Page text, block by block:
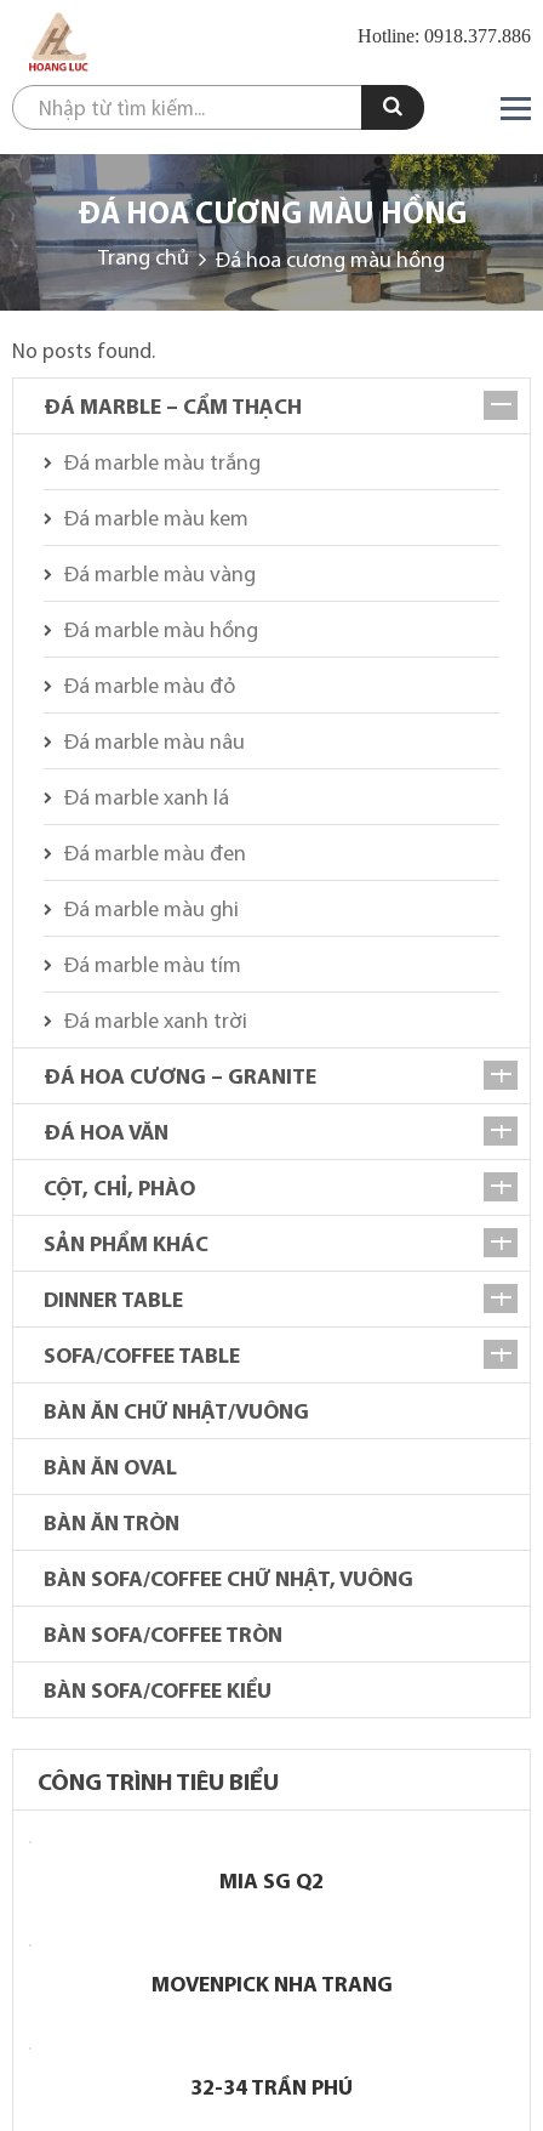
Hotline: 0918.377.886
ĐÁ HOA CƯƠNG MÀU HỒNG
Trang chủ Đá hoa cương màu hồng
No posts found.
ĐÁ MARBLE – CẨM THẠCH
Đá marble màu trắng
Đá marble màu kem
Đá marble màu vàng
Đá marble màu hồng
Đá marble màu đỏ
Đá marble màu nâu
Đá marble xanh lá
Đá marble màu đen
Đá marble màu ghi
Đá marble màu tím
Đá marble xanh trời
ĐÁ HOA CƯƠNG – GRANITE
ĐÁ HOA VĂN
CỘT, CHỈ, PHÀO
SẢN PHẨM KHÁC
DINNER TABLE
SOFA/COFFEE TABLE
BÀN ĂN CHỮ NHẬT/VUÔNG
BÀN ĂN OVAL
BÀN ĂN TRÒN
BÀN SOFA/COFFEE CHỮ NHẬT, VUÔNG
BÀN SOFA/COFFEE TRÒN
BÀN SOFA/COFFEE KIỂU
CÔNG TRÌNH TIÊU BIỂU
MIA SG Q2
MOVENPICK NHA TRANG
32-34 TRẦN PHÚ